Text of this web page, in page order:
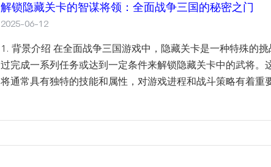
解锁隐藏关卡的智谋将领：全面战争三国的秘密之门
2025-06-12
1. 背景介绍 在全面战争三国游戏中，隐藏关卡是一种特殊的
过完成一系列任务或达到一定条件来解锁隐藏关卡中的武将。
将通常具有独特的技能和属性，对游戏进程和战斗策略有着重